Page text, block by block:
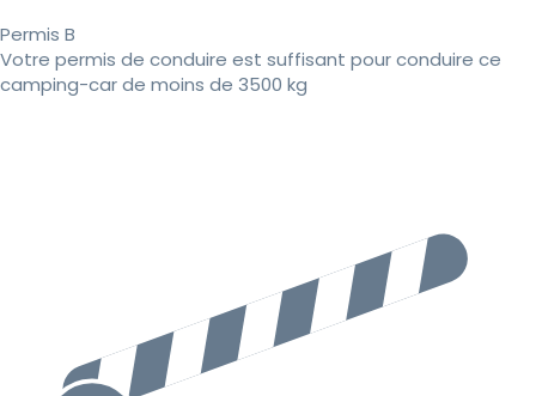
Permis B
Votre permis de conduire est suffisant pour conduire ce
camping-car de moins de 3500 kg